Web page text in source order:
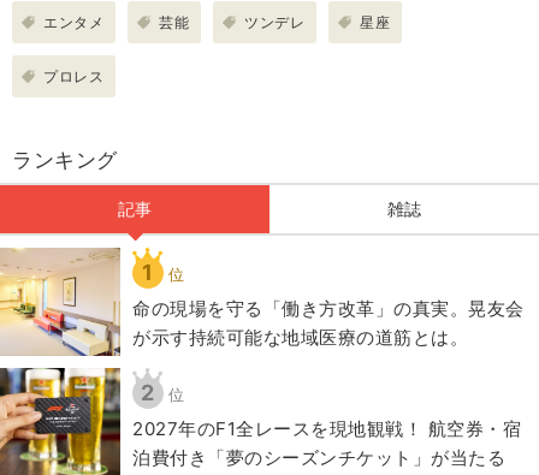
エンタメ 芸能 ツンデレ 星座
プロレス
ランキング
記事 雑誌
1 位
​命の現場を守る「働き方改革」の真実。晃友会
が示す持続可能な地域医療の道筋とは。
2 位
2027年のF1全レースを現地観戦！ 航空券・宿
泊費付き「夢のシーズンチケット」が当たる